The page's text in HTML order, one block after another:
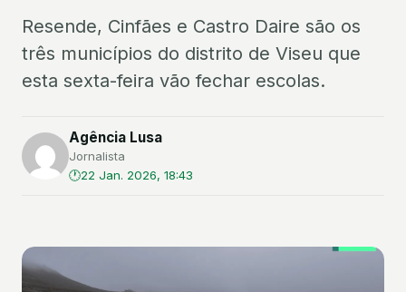
Resende, Cinfães e Castro Daire são os
três municípios do distrito de Viseu que
esta sexta-feira vão fechar escolas.
Agência Lusa
Jornalista
22 Jan. 2026, 18:43